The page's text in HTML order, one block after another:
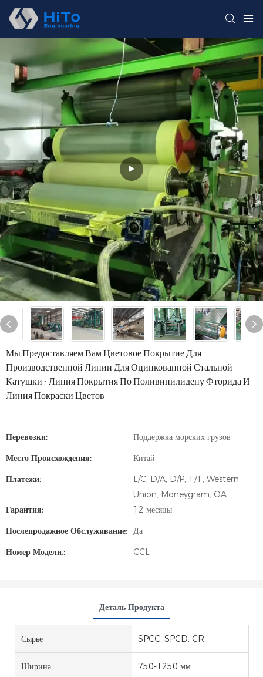
Мы Предоставляем Вам Цветовое Покрытие Для
Производственной Линии Для Оцинкованной Стальной
Катушки - Линия Покрытия По Поливинилидену Фторида И
Линия Покраски Цветов
Перевозки:
Поддержка морских грузов
Место Происхождения:
Китай
Платежи:
L/C, D/A, D/P, T/T, Western
Union, Moneygram, OA
Гарантия:
12 месяцы
Послепродажное Обслуживание: Да
Номер Модели.:
CCL
Деталь Продукта
Сырье SPCC, SPCD, CR
Ширина 750-1250 мм